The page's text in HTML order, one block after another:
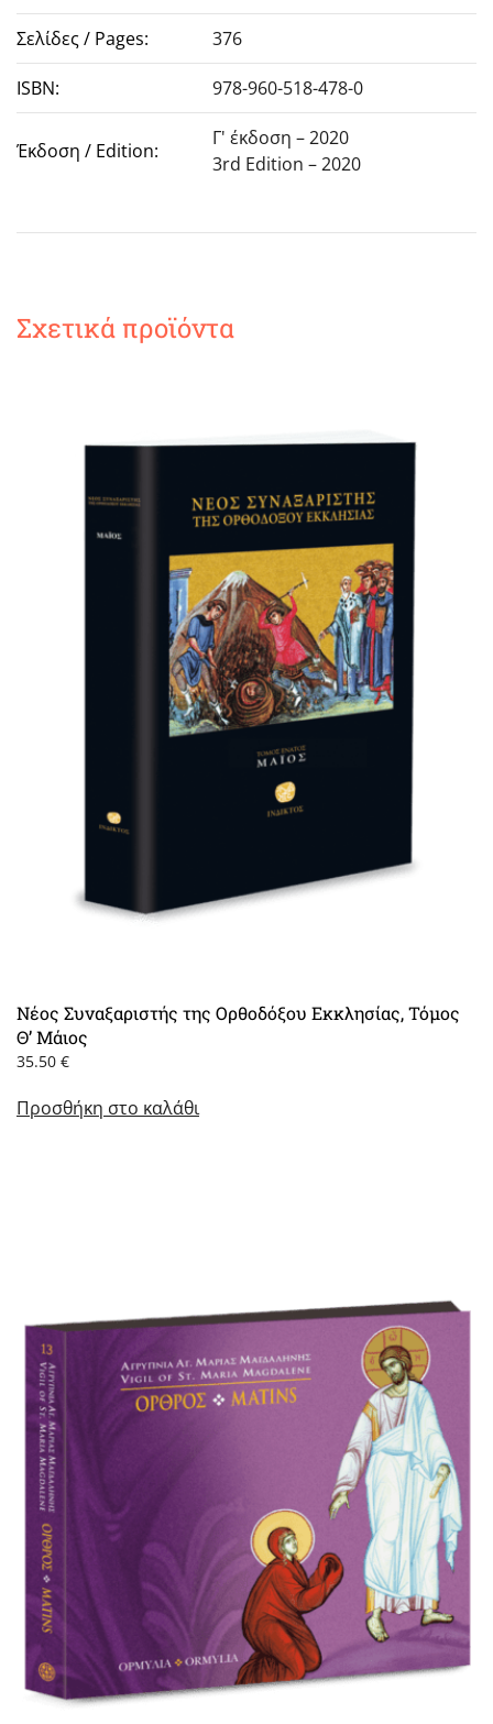
Σελίδες / Pages: 376
ISBN: 978-960-518-478-0
Έκδοση / Edition:
Γ' έκδοση – 2020
3rd Edition – 2020
Σχετικά προϊόντα
Νέος Συναξαριστής της Ορθοδόξου Εκκλησίας, Τόμος
Θ’ Μάιος
35.50 €
Προσθήκη στο καλάθι